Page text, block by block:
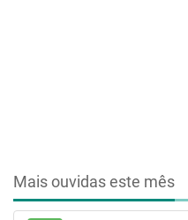
Mais ouvidas este mês